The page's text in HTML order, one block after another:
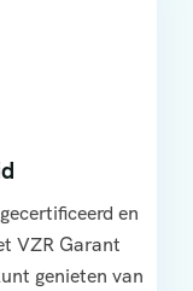
en
VZR Garant
genieten van